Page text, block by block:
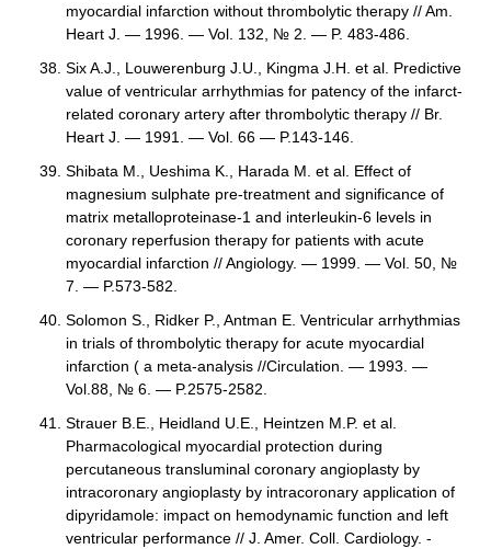
myocardial infarction without thrombolytic therapy // Am.
Heart J. — 1996. — Vol. 132, № 2. — P. 483-486.
Six A.J., Louwerenburg J.U., Kingma J.H. et al. Predictive
value of ventricular arrhythmias for patency of the infarct-
related coronary artery after thrombolytic therapy // Br.
Heart J. — 1991. — Vol. 66 — P.143-146.
Shibata M., Ueshima K., Harada M. et al. Effect of
magnesium sulphate pre-treatment and significance of
matrix metalloproteinase-1 and interleukin-6 levels in
coronary reperfusion therapy for patients with acute
myocardial infarction // Angiology. — 1999. — Vol. 50, №
7. — P.573-582.
Solomon S., Ridker P., Antman E. Ventricular arrhythmias
in trials of thrombolytic therapy for acute myocardial
infarction ( a meta-analysis //Circulation. — 1993. —
Vol.88, № 6. — P.2575-2582.
Strauer B.E., Heidland U.E., Heintzen M.P. et al.
Pharmacological myocardial protection during
percutaneous transluminal coronary angioplasty by
intracoronary angioplasty by intracoronary application of
dipyridamole: impact on hemodynamic function and left
ventricular performance // J. Amer. Coll. Cardiology. -